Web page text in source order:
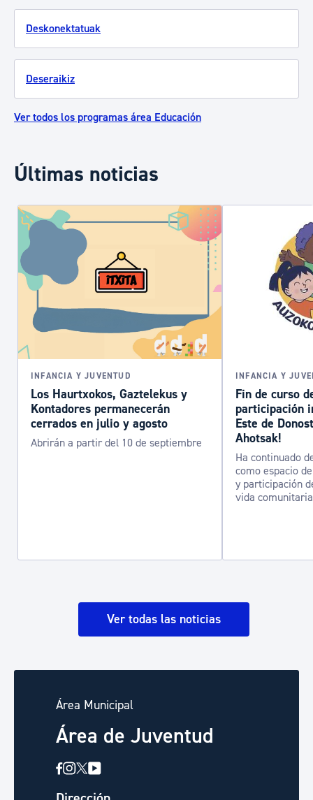
Deskonektatuak
Deseraikiz
Ver todos los programas área Educación
Últimas noticias
INFANCIA Y JUVENTUD
Los Haurtxokos, Gaztelekus y
Kontadores permanecerán
cerrados en julio y agosto
Abrirán a partir del 10 de septiembre
INFANCIA Y
Fin de curso
participación
Este de
Ahotsak!
Ha continuado
como espacio
y participación
vida comunitaria
Ver todas las noticias
Área Municipal
Área de Juventud